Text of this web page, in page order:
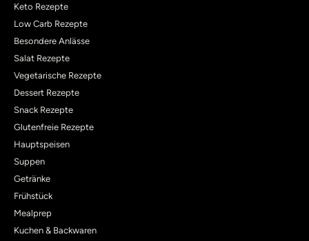
Keto Rezepte
Low Carb Rezepte
Besondere Anlässe
Salat Rezepte
Vegetarische Rezepte
Dessert Rezepte
Snack Rezepte
Glutenfreie Rezepte
Hauptspeisen
Suppen
Getränke
Frühstück
Mealprep
Kuchen & Backwaren